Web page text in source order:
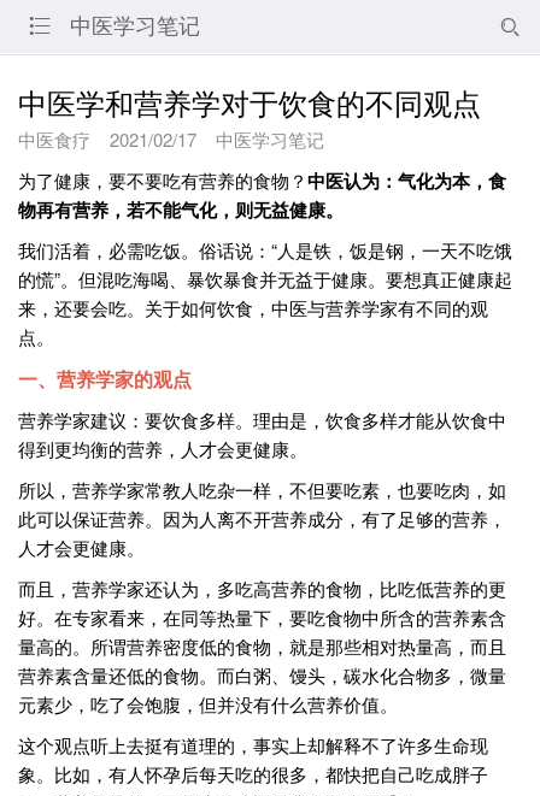
 中医学习笔记 
中医学和营养学对于饮食的不同观点
中医食疗 2021/02/17
中医学习笔记
为了健康，要不要吃有营养的食物？中医认为：气化为本，食
物再有营养，若不能气化，则无益健康。
我们活着，必需吃饭。俗话说：“人是铁，饭是钢，一天不吃饿
的慌”。但混吃海喝、暴饮暴食并无益于健康。要想真正健康起
来，还要会吃。关于如何饮食，中医与营养学家有不同的观
点。
一、营养学家的观点
营养学家建议：要饮食多样。理由是，饮食多样才能从饮食中
得到更均衡的营养，人才会更健康。
所以，营养学家常教人吃杂一样，不但要吃素，也要吃肉，如
此可以保证营养。因为人离不开营养成分，有了足够的营养，
人才会更健康。
而且，营养学家还认为，多吃高营养的食物，比吃低营养的更
好。在专家看来，在同等热量下，要吃食物中所含的营养素含
量高的。所谓营养密度低的食物，就是那些相对热量高，而且
营养素含量还低的食物。而白粥、馒头，碳水化合物多，微量
元素少，吃了会饱腹，但并没有什么营养价值。
这个观点听上去挺有道理的，事实上却解释不了许多生命现
象。比如，有人怀孕后每天吃的很多，都快把自己吃成胖子